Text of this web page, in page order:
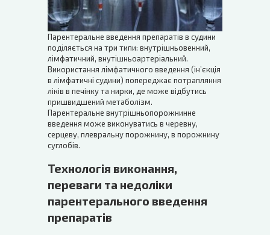
Парентеральне введення препаратів в судини
поділяється на три типи: внутрішньовенний,
лімфатичний, внутішньоартеріальний.
Використання лімфатичного введення (ін’єкція
в лімфатичні судини) попереджає потрапляння
ліків в печінку та нирки, де може відбутись
пришвидшений метаболізм.
Парентеральне внутрішньопорожнинне
введення може виконуватись в черевну,
серцеву, плевральну порожнину, в порожнину
суглобів.
Технологія виконання,
переваги та недоліки
парентерального введення
препаратів